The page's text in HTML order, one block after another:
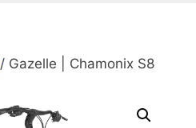
/ Gazelle | Chamonix S8